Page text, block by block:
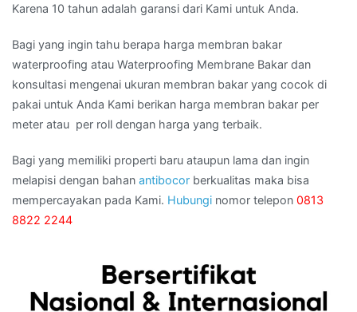
Karena 10 tahun adalah garansi dari Kami untuk Anda.
Bagi yang ingin tahu berapa harga membran bakar
waterproofing atau Waterproofing Membrane Bakar dan
konsultasi mengenai ukuran membran bakar yang cocok di
pakai untuk Anda Kami berikan harga membran bakar per
meter atau per roll dengan harga yang terbaik.
Bagi yang memiliki properti baru ataupun lama dan ingin
melapisi dengan bahan antibocor berkualitas maka bisa
mempercayakan pada Kami. Hubungi nomor telepon 0813
8822 2244